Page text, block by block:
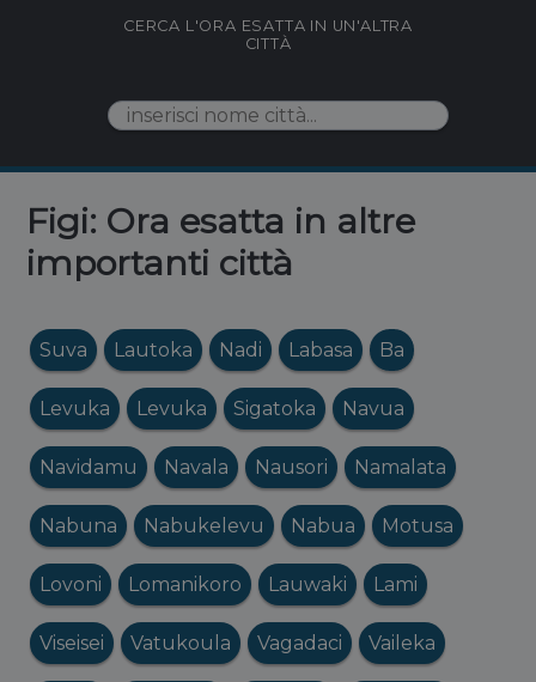
CERCA L'ORA ESATTA IN UN'ALTRA
CITTÀ
Figi: Ora esatta in altre
importanti città
Suva Lautoka Nadi Labasa Ba
Levuka Levuka Sigatoka Navua
Navidamu Navala Nausori Namalata
Nabuna Nabukelevu Nabua Motusa
Lovoni Lomanikoro Lauwaki Lami
Viseisei Vatukoula Vagadaci Vaileka